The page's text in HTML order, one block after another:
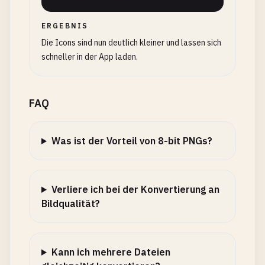
ERGEBNIS
Die Icons sind nun deutlich kleiner und lassen sich
schneller in der App laden.
FAQ
Was ist der Vorteil von 8-bit PNGs?
Verliere ich bei der Konvertierung an
Bildqualität?
Kann ich mehrere Dateien